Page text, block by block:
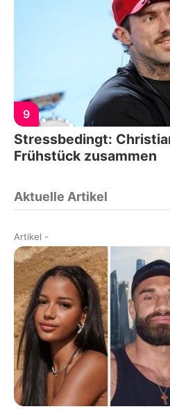
9
Stressbedingt:
Frühstück zusammen
Aktuelle Artikel
Artikel -